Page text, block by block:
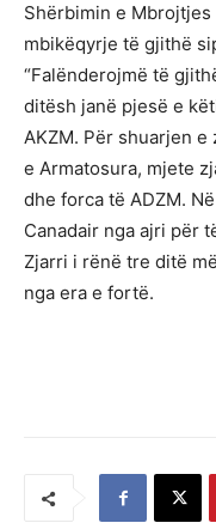
Shërbimin e
mbikëqyrje të gjithë
“Falënderojmë të
ditësh janë pjesë e
AKZM. Për shuarjen
e Armatosura, mjete
dhe forca të ADZM.
Canadair nga ajri për
Zjarri i rënë tre ditë
nga era e fortë.